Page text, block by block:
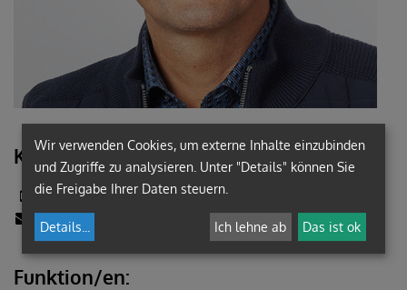
Kontakt:
+43 (676) 8742-6896
johannes.holzschuh@graz-seckau.at
Funktion/en:
Wir verwenden Cookies, um externe Inhalte einzubinden
und Zugriffe zu analysieren. Unter "Details" können Sie
die Freigabe Ihrer Daten steuern.
Details Ich lehne ab Das ist ok